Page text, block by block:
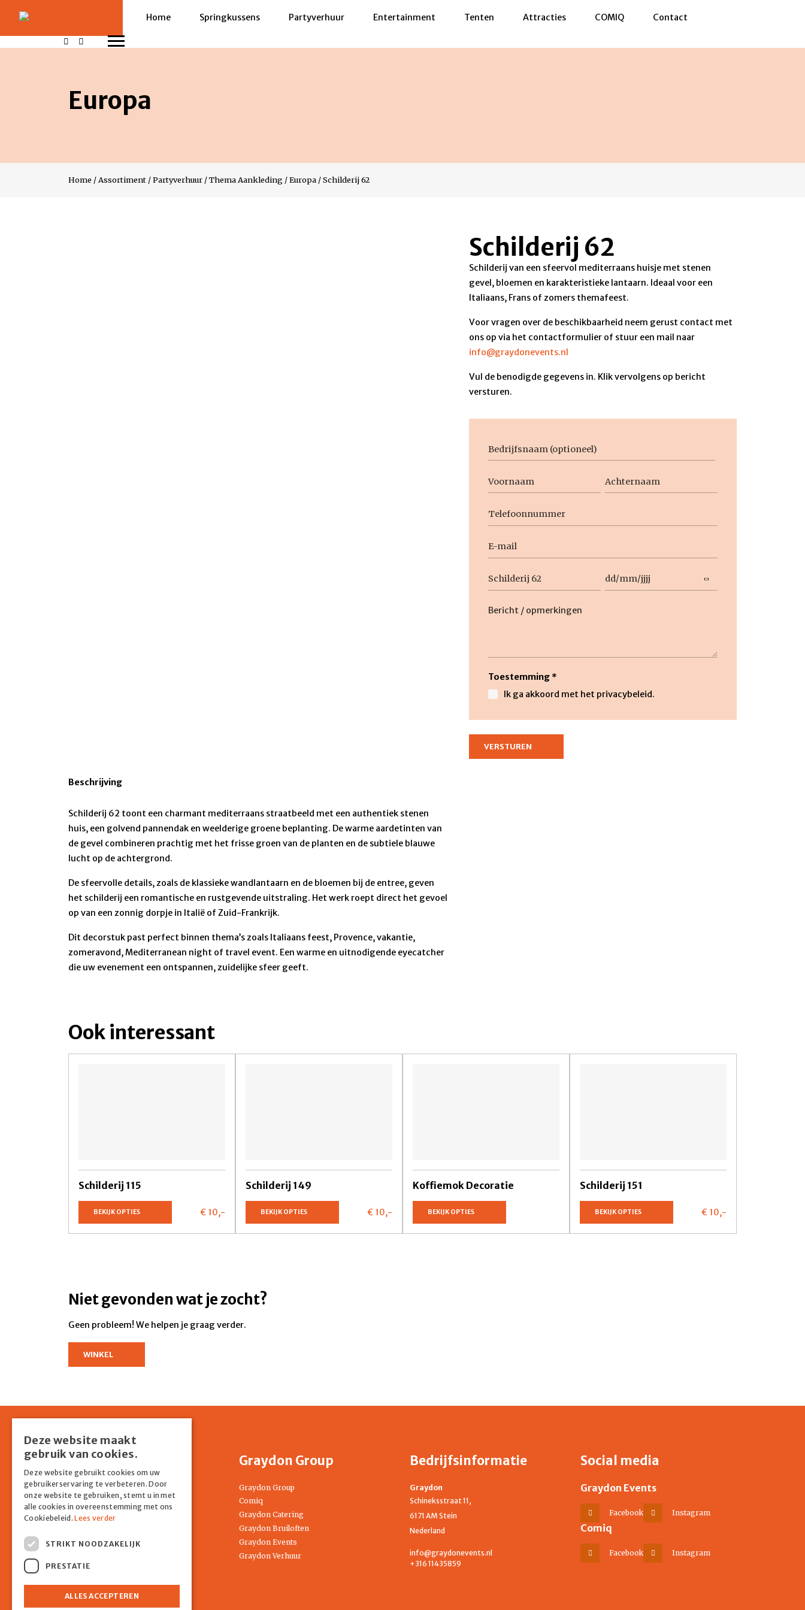
Home Springkussens Partyverhuur Entertainment Tenten Attracties COMIQ Contact
Europa
Home /Assortiment /Partyverhuur /Thema Aankleding /Europa /Schilderij 62
Schilderij 62
Schilderij van een sfeervol mediterraans huisje met stenen
gevel, bloemen en karakteristieke lantaarn. Ideaal voor een
Italiaans, Frans of zomers themafeest.
Voor vragen over de beschikbaarheid neem gerust contact met
ons op via het contactformulier of stuur een mail naar
info@graydonevents.nl
Vul de benodigde gegevens in. Klik vervolgens op bericht
versturen.
Bedrijfsnaam
Telefoon
Geen
Datum
DD
Beschrijving
Toestemming *
Ik ga akkoord met het privacybeleid.
Beschrijving
Schilderij 62 toont een charmant mediterraans straatbeeld met een authentiek stenen
huis, een golvend pannendak en weelderige groene beplanting. De warme aardetinten van
de gevel combineren prachtig met het frisse groen van de planten en de subtiele blauwe
lucht op de achtergrond.
De sfeervolle details, zoals de klassieke wandlantaarn en de bloemen bij de entree, geven
het schilderij een romantische en rustgevende uitstraling. Het werk roept direct het gevoel
op van een zonnig dorpje in Italië of Zuid-Frankrijk.
Dit decorstuk past perfect binnen thema’s zoals Italiaans feest, Provence, vakantie,
zomeravond, Mediterranean night of travel event. Een warme en uitnodigende eyecatcher
die uw evenement een ontspannen, zuidelijke sfeer geeft.
Ook interessant
Schilderij 115
BEKIJK OPTIES € 10,-
Schilderij 149
BEKIJK OPTIES € 10,-
Koffiemok Decoratie
BEKIJK OPTIES
Schilderij 151
BEKIJK OPTIES € 10,-
Niet gevonden wat je zocht?
Geen probleem! We helpen je graag verder.
WINKEL
Shop
Home
Springkussens
Partyverhuur
Tenten
COMIQ
Contact
Graydon Group
Graydon Group
Comiq
Graydon Catering
Graydon Bruiloften
Graydon Events
Graydon Verhuur
Bedrijfsinformatie
Graydon
Schineksstraat 11,
6171 AM Stein
Nederland
info@graydonevents.nl
+316 11435859
Social media
Graydon Events
Facebook Instagram
Comiq
Facebook Instagram
Deze website maakt
gebruik van cookies.
Deze website gebruikt cookies om uw
gebruikerservaring te verbeteren. Door
onze website te gebruiken, stemt u in met
alle cookies in overeenstemming met ons
Cookiebeleid.Lees verder
STRIKT NOODZAKELIJK
PRESTATIE
ALLES ACCEPTEREN